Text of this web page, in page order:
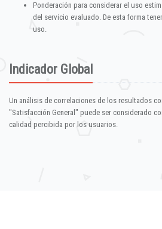
Ponderación para considerar el uso
del servicio evaluado. De esta forma
uso.
Indicador Global
Un análisis de correlaciones de los resultados
"Satisfacción General" puede ser considerado
calidad percibida por los usuarios.